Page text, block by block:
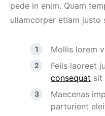
pede in enim. Quam
ullamcorper etiam justo
Mollis lorem
Felis laoreet
consequat sit
Maecenas
parturient